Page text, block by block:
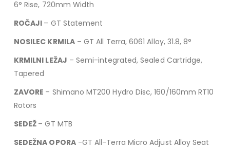
6° Rise, 720mm Width
ROČAJI – GT Statement
NOSILEC KRMILA– GT All Terra, 6061 Alloy, 31.8, 8°
KRMILNI LEŽAJ – Semi-integrated, Sealed Cartridge,
Tapered
ZAVORE – Shimano MT200 Hydro Disc, 160/160mm RT10
Rotors
SEDEŽ – GT MTB
SEDEŽNA OPORA-GT All-Terra Micro Adjust Alloy Seat